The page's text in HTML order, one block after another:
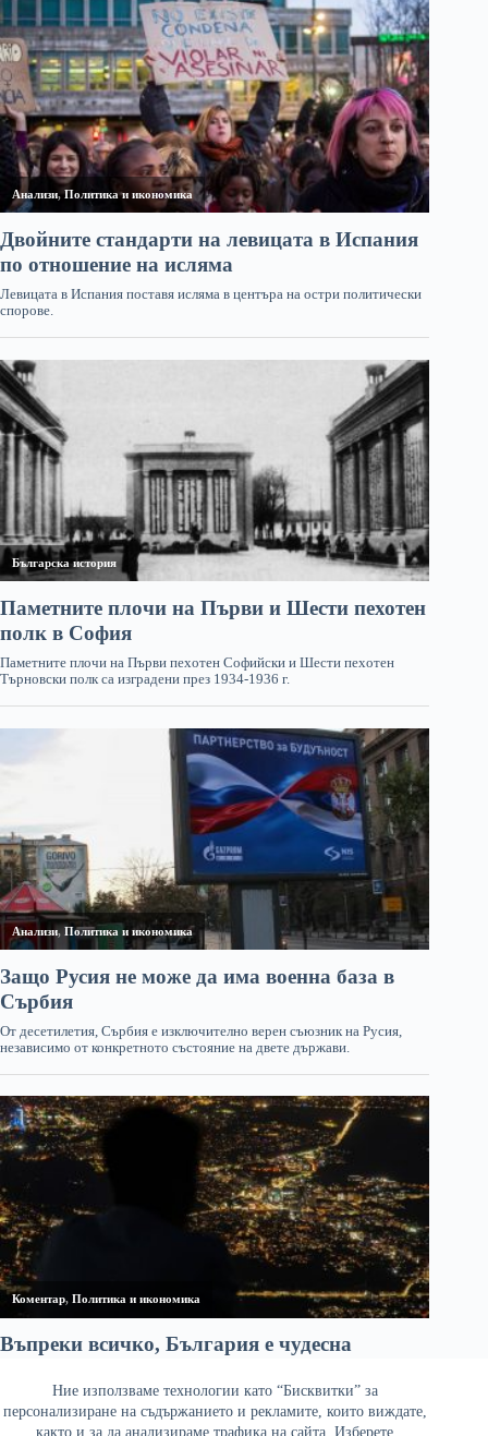
Ние използваме технологии като “Бисквитки” за
персонализиране на съдържанието и рекламите, които виждате,
както и за да анализираме трафика на сайта. Изберете